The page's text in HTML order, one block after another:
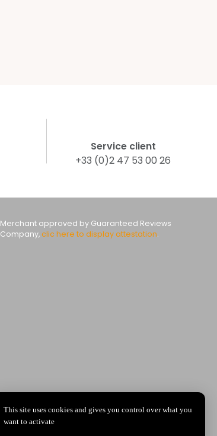
Service client
+33 (0)2 47 53 00 26
Merchant approved by Guaranteed Reviews
Company,clic here to display attestation.
This site uses cookies and gives you control over what you
want to activate